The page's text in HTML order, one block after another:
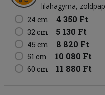
lilahagyma
24 cm
4 350 Ft
32 cm 5 130 Ft
45 cm 8 820 Ft
51 cm 10 080 Ft
60 cm 11 880 Ft